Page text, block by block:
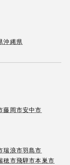
沖縄県
藤岡市安中市
瑞浪市羽島市
穂市飛騨市本巣市